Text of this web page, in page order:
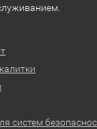
систем